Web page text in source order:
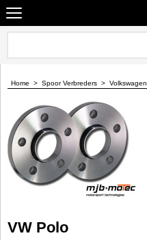
Home > Spoor Verbreders > Volkswagen
VW Polo